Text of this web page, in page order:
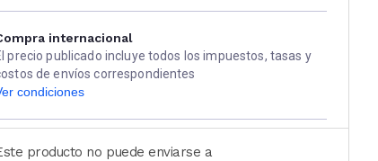
internacional
precio publicado incluye todos los impuestos, tasas y
de envíos correspondientes
condiciones
producto no puede enviarse a